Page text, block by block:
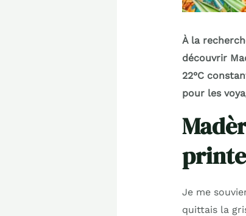
À la
découvrir
22°C
pour les
Je me
quittais la